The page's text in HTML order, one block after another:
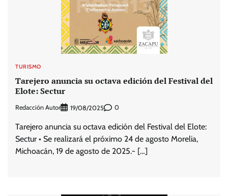
TURISMO
Tarejero anuncia su octava edición del Festival del
Elote: Sectur
Redacción Autor 19/08/2025 0
Tarejero anuncia su octava edición del Festival del Elote:
Sectur • Se realizará el próximo 24 de agosto Morelia,
Michoacán, 19 de agosto de 2025.- […]